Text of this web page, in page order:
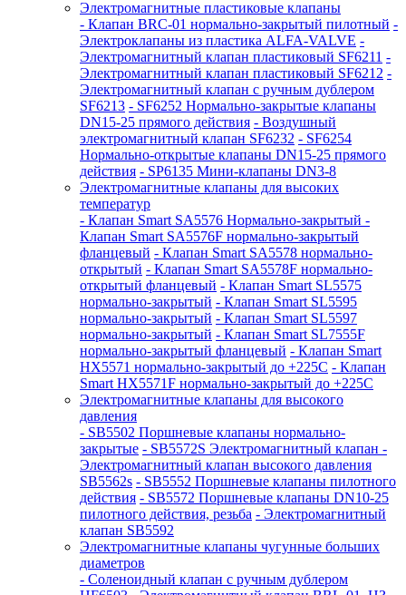
Электромагнитные пластиковые клапаны
- Клапан BRC-01 нормально-закрытый пилотный -
Электроклапаны из пластика ALFA-VALVE -
Электромагнитный клапан пластиковый SF6211 -
Электромагнитный клапан пластиковый SF6212 -
Электромагнитный клапан с ручным дублером
SF6213 - SF6252 Нормально-закрытые клапаны
DN15-25 прямого действия - Воздушный
электромагнитный клапан SF6232 - SF6254
Нормально-открытые клапаны DN15-25 прямого
действия - SP6135 Мини-клапаны DN3-8
Электромагнитные клапаны для высоких
температур
- Клапан Smart SA5576 Нормально-закрытый -
Клапан Smart SA5576F нормально-закрытый
фланцевый - Клапан Smart SA5578 нормально-
открытый - Клапан Smart SA5578F нормально-
открытый фланцевый - Клапан Smart SL5575
нормально-закрытый - Клапан Smart SL5595
нормально-закрытый - Клапан Smart SL5597
нормально-закрытый - Клапан Smart SL7555F
нормально-закрытый фланцевый - Клапан Smart
HX5571 нормально-закрытый до +225С - Клапан
Smart HX5571F нормально-закрытый до +225С
Электромагнитные клапаны для высокого
давления
- SB5502 Поршневые клапаны нормально-
закрытые - SB5572S Электромагнитный клапан -
Электромагнитный клапан высокого давления
SB5562s - SB5552 Поршневые клапаны пилотного
действия - SB5572 Поршневые клапаны DN10-25
пилотного действия, резьба - Электромагнитный
клапан SB5592
Электромагнитные клапаны чугунные больших
диаметров
- Соленоидный клапан с ручным дублером